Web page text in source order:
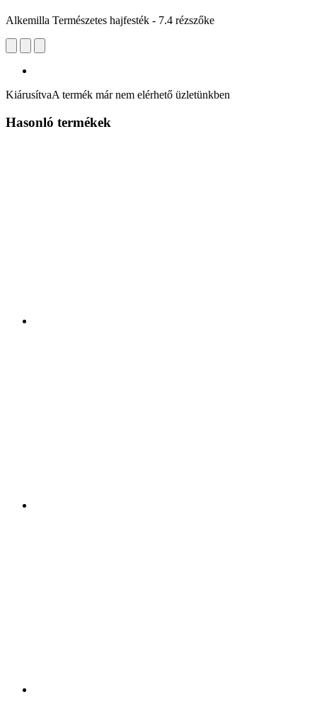
Alkemilla Természetes hajfesték - 7.4 rézszőke
KiárusítvaA termék már nem elérhető üzletünkben
Hasonló termékek